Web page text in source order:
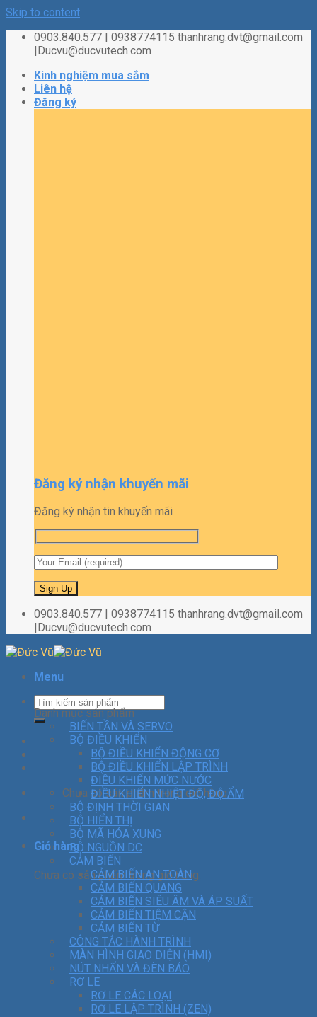
Skip to content
0903.840.577 | 0938774115 thanhrang.dvt@gmail.com
|Ducvu@ducvutech.com
Kinh nghiệm mua sắm
Liên hệ
Đăng ký
Đăng ký nhận khuyến mãi
Đăng ký nhận tin khuyến mãi
0903.840.577 | 0938774115 thanhrang.dvt@gmail.com
|Ducvu@ducvutech.com
Menu
Chưa có sản phẩm trong giỏ hàng.
Giỏ hàng
Chưa có sản phẩm trong giỏ hàng.
Danh mục sản phẩm
BIẾN TẦN VÀ SERVO
BỘ ĐIỀU KHIỂN
BỘ ĐIỀU KHIỂN ĐỘNG CƠ
BỘ ĐIỀU KHIỂN LẬP TRÌNH
ĐIỀU KHIỂN MỨC NƯỚC
ĐIỀU KHIỂN NHIỆT ĐỘ, ĐỘ ẨM
BỘ ĐỊNH THỜI GIAN
BỘ HIỂN THỊ
BỘ MÃ HÓA XUNG
BỘ NGUỒN DC
CẢM BIẾN
CẢM BIẾN AN TOÀN
CẢM BIẾN QUANG
CẢM BIẾN SIÊU ÂM VÀ ÁP SUẤT
CẢM BIẾN TIỆM CẬN
CẢM BIẾN TỪ
CÔNG TẮC HÀNH TRÌNH
MÀN HÌNH GIAO DIỆN (HMI)
NÚT NHẤN VÀ ĐÈN BÁO
RƠ LE
RƠ LE CÁC LOẠI
RƠ LE LẬP TRÌNH (ZEN)